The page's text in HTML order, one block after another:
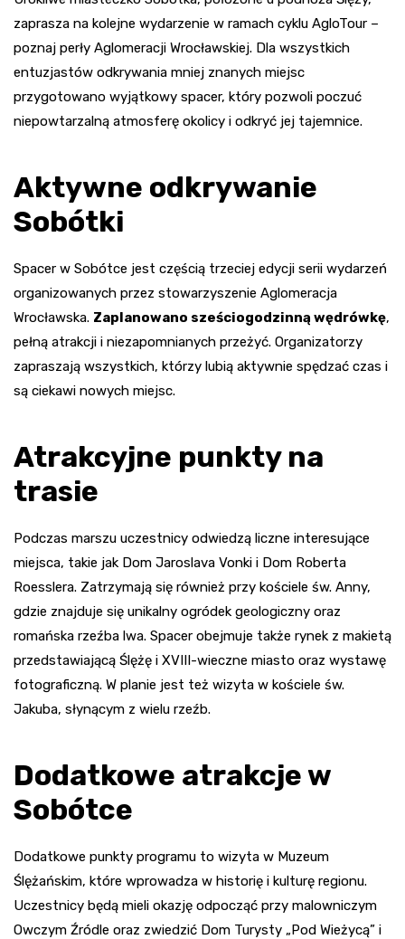
zaprasza na kolejne wydarzenie w ramach cyklu AgloTour –
poznaj perły Aglomeracji Wrocławskiej. Dla wszystkich
entuzjastów odkrywania mniej znanych miejsc
przygotowano wyjątkowy spacer, który pozwoli poczuć
niepowtarzalną atmosferę okolicy i odkryć jej tajemnice.
Aktywne odkrywanie
Sobótki
Spacer w Sobótce jest częścią trzeciej edycji serii wydarzeń
organizowanych przez stowarzyszenie Aglomeracja
Wrocławska. Zaplanowano sześciogodzinną wędrówkę,
pełną atrakcji i niezapomnianych przeżyć. Organizatorzy
zapraszają wszystkich, którzy lubią aktywnie spędzać czas i
są ciekawi nowych miejsc.
Atrakcyjne punkty na
trasie
Podczas marszu uczestnicy odwiedzą liczne interesujące
miejsca, takie jak Dom Jaroslava Vonki i Dom Roberta
Roesslera. Zatrzymają się również przy kościele św. Anny,
gdzie znajduje się unikalny ogródek geologiczny oraz
romańska rzeźba lwa. Spacer obejmuje także rynek z makietą
przedstawiającą Ślężę i XVIII-wieczne miasto oraz wystawę
fotograficzną. W planie jest też wizyta w kościele św.
Jakuba, słynącym z wielu rzeźb.
Dodatkowe atrakcje w
Sobótce
Dodatkowe punkty programu to wizyta w Muzeum
Ślężańskim, które wprowadza w historię i kulturę regionu.
Uczestnicy będą mieli okazję odpocząć przy malowniczym
Owczym Źródle oraz zwiedzić Dom Turysty „Pod Wieżycą” i